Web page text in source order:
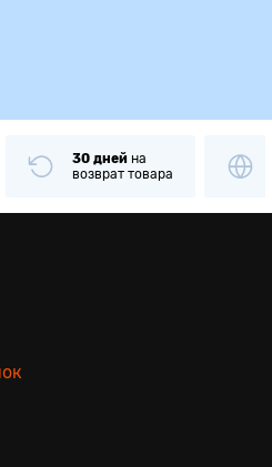
Толькооригинальные
товарыизвестных брендов